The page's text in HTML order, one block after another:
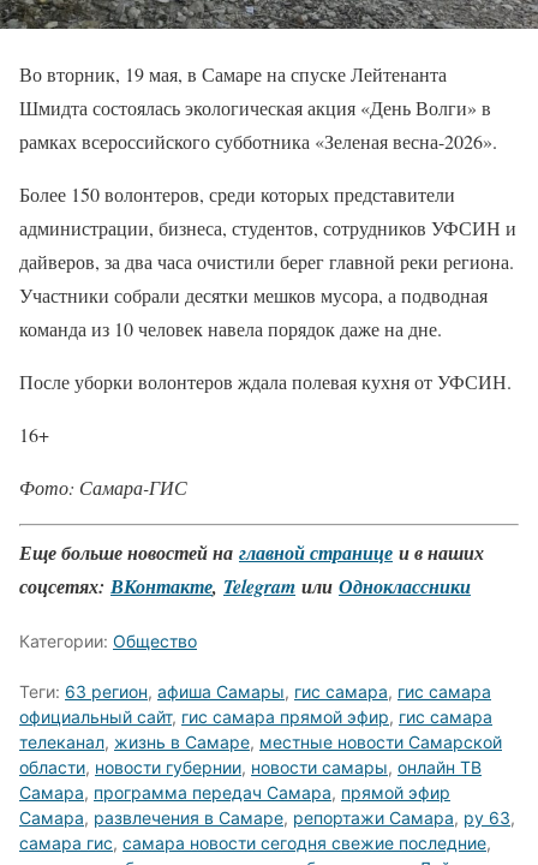
Во вторник, 19 мая, в Самаре на спуске Лейтенанта
Шмидта состоялась экологическая акция «День Волги» в
рамках всероссийского субботника «Зеленая весна-2026».
Более 150 волонтеров, среди которых представители
администрации, бизнеса, студентов, сотрудников УФСИН и
дайверов, за два часа очистили берег главной реки региона.
Участники собрали десятки мешков мусора, а подводная
команда из 10 человек навела порядок даже на дне.
После уборки волонтеров ждала полевая кухня от УФСИН.
16+
Фото: Самара-ГИС
Еще больше новостей на главной странице и в наших
соцсетях: ВКонтакте, Telegram или Одноклассники
Категории: Общество
Теги: 63 регион, афиша Самары, гис самара, гис самара
официальный сайт, гис самара прямой эфир, гис самара
телеканал, жизнь в Самаре, местные новости Самарской
области, новости губернии, новости самары, онлайн ТВ
Самара, программа передач Самара, прямой эфир
Самара, развлечения в Самаре, репортажи Самара, ру 63,
самара гис, самара новости сегодня свежие последние,